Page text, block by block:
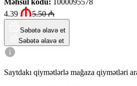
4.39
5.50₼
Səbətə əlavə et
Səbətə əlavə et
Saytdakı qiymətlərlə mağaza qiymətləri